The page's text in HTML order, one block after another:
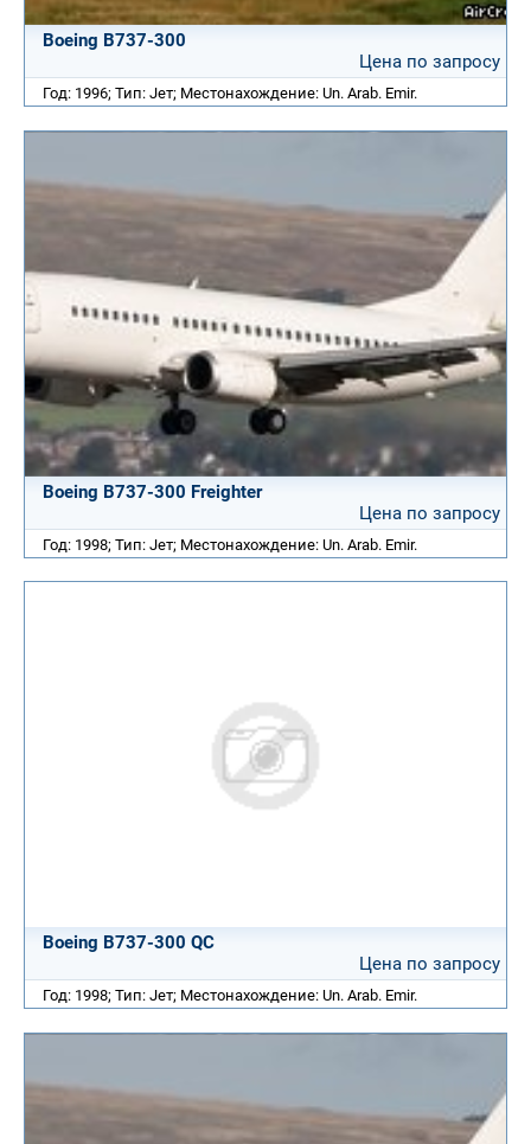
Boeing B737-300
Цена по запросу
Год: 1996; Тип: Jет; Местонахождение: Un. Arab. Emir.
Boeing B737-300 Freighter
Цена по запросу
Год: 1998; Тип: Jет; Местонахождение: Un. Arab. Emir.
Boeing B737-300 QC
Цена по запросу
Год: 1998; Тип: Jет; Местонахождение: Un. Arab. Emir.